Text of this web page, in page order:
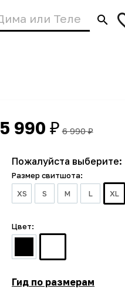
5 990 ₽ 6 990₽
Пожалуйста выберите:
Размер свитшота:
XS
S M L XL
Цвет:
Гид по размерам